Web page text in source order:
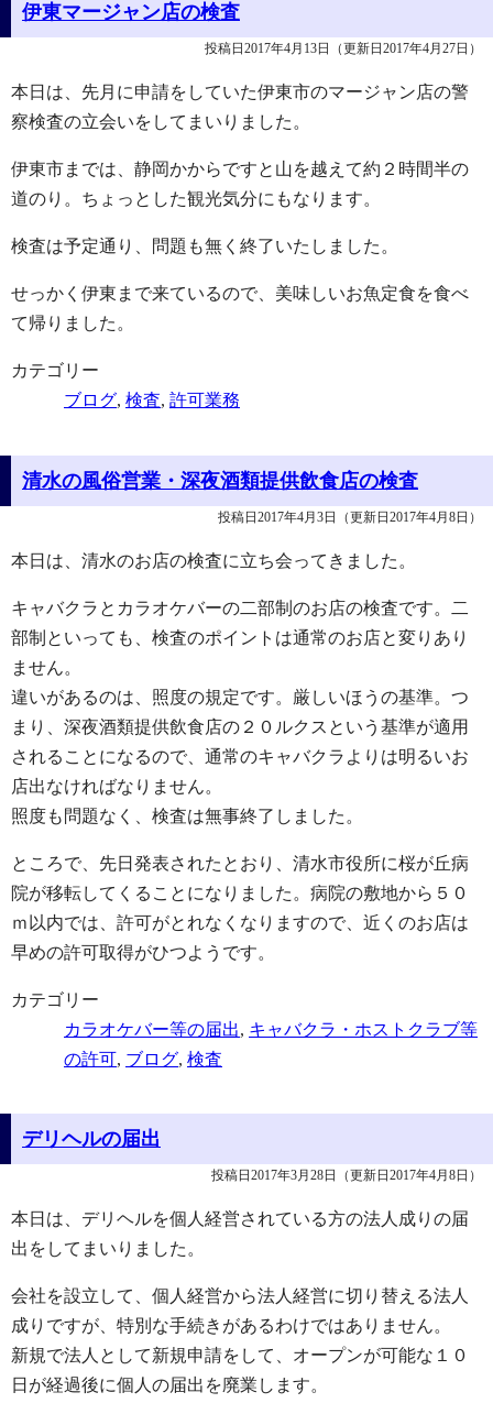
伊東マージャン店の検査
投稿日2017年4月13日 （更新日2017年4月27日）
本日は、先月に申請をしていた伊東市のマージャン店の警
察検査の立会いをしてまいりました。
伊東市までは、静岡かからですと山を越えて約２時間半の
道のり。ちょっとした観光気分にもなります。
検査は予定通り、問題も無く終了いたしました。
せっかく伊東まで来ているので、美味しいお魚定食を食べ
て帰りました。
カテゴリー
ブログ, 検査, 許可業務
清水の風俗営業・深夜酒類提供飲食店の検査
投稿日2017年4月3日 （更新日2017年4月8日）
本日は、清水のお店の検査に立ち会ってきました。
キャバクラとカラオケバーの二部制のお店の検査です。二
部制といっても、検査のポイントは通常のお店と変りあり
ません。
違いがあるのは、照度の規定です。厳しいほうの基準。つ
まり、深夜酒類提供飲食店の２０ルクスという基準が適用
されることになるので、通常のキャバクラよりは明るいお
店出なければなりません。
照度も問題なく、検査は無事終了しました。
ところで、先日発表されたとおり、清水市役所に桜が丘病
院が移転してくることになりました。病院の敷地から５０
ｍ以内では、許可がとれなくなりますので、近くのお店は
早めの許可取得がひつようです。
カテゴリー
カラオケバー等の届出, キャバクラ・ホストクラブ等
の許可, ブログ, 検査
デリヘルの届出
投稿日2017年3月28日 （更新日2017年4月8日）
本日は、デリヘルを個人経営されている方の法人成りの届
出をしてまいりました。
会社を設立して、個人経営から法人経営に切り替える法人
成りですが、特別な手続きがあるわけではありません。
新規で法人として新規申請をして、オープンが可能な１０
日が経過後に個人の届出を廃業します。